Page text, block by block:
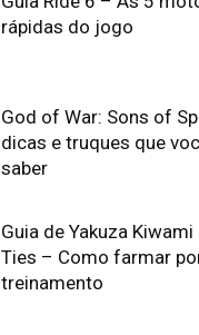
rápidas do jogo
God of War: Sons of
dicas e truques que
saber
Guia de Yakuza Kiwami
Ties – Como farmar
treinamento